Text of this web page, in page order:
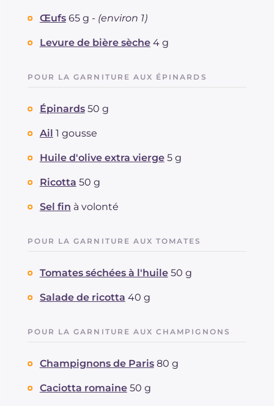
Œufs 65 g - (environ 1)
Levure de bière sèche 4 g
POUR LA GARNITURE AUX ÉPINARDS
Épinards 50 g
Ail 1 gousse
Huile d'olive extra vierge 5 g
Ricotta 50 g
Sel fin à volonté
POUR LA GARNITURE AUX TOMATES
Tomates séchées à l'huile 50 g
Salade de ricotta 40 g
POUR LA GARNITURE AUX CHAMPIGNONS
Champignons de Paris 80 g
Caciotta romaine 50 g